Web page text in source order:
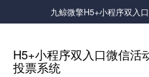
九鲸微擎H5+小程序双入
H5+小程序双入口微信活
投票系统